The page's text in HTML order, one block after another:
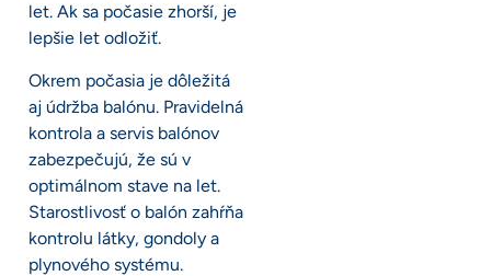
let. Ak sa počasie zhorší, je
lepšie let odložiť.
Okrem počasia je dôležitá
aj údržba balónu. Pravidelná
kontrola a servis balónov
zabezpečujú, že sú v
optimálnom stave na let.
Starostlivosť o balón zahŕňa
kontrolu látky, gondoly a
plynového systému.